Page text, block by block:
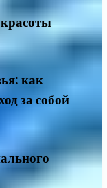
как
за собой